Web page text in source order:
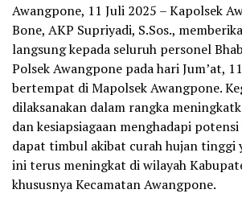
Awangpone, 11 Juli 2025 – Kapolsek
Bone, AKP Supriyadi, S.Sos.,
langsung kepada seluruh personel
Polsek Awangpone pada hari Jum’at,
bertempat di Mapolsek Awangpone.
dilaksanakan dalam rangka
dan kesiapsiagaan menghadapi
dapat timbul akibat curah hujan tinggi
ini terus meningkat di wilayah
khususnya Kecamatan Awangpone.